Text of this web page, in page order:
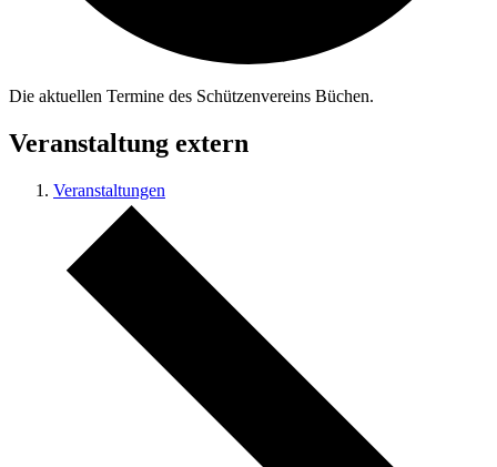
Die aktuellen Termine des Schützenvereins Büchen.
Veranstaltung extern
Veranstaltungen